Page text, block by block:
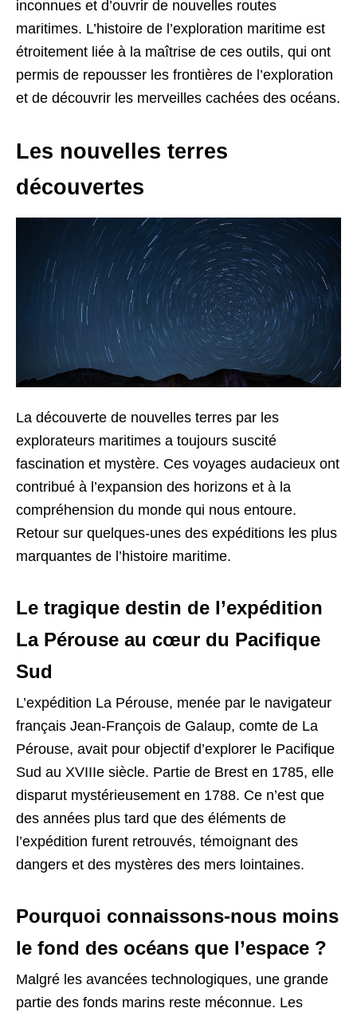
inconnues et d’ouvrir de nouvelles routes
maritimes. L’histoire de l’exploration maritime est
étroitement liée à la maîtrise de ces outils, qui ont
permis de repousser les frontières de l’exploration
et de découvrir les merveilles cachées des océans.
Les nouvelles terres
découvertes
La découverte de nouvelles terres par les
explorateurs maritimes a toujours suscité
fascination et mystère. Ces voyages audacieux ont
contribué à l’expansion des horizons et à la
compréhension du monde qui nous entoure.
Retour sur quelques-unes des expéditions les plus
marquantes de l’histoire maritime.
Le tragique destin de l’expédition
La Pérouse au cœur du Pacifique
Sud
L’expédition La Pérouse, menée par le navigateur
français Jean-François de Galaup, comte de La
Pérouse, avait pour objectif d’explorer le Pacifique
Sud au XVIIIe siècle. Partie de Brest en 1785, elle
disparut mystérieusement en 1788. Ce n’est que
des années plus tard que des éléments de
l’expédition furent retrouvés, témoignant des
dangers et des mystères des mers lointaines.
Pourquoi connaissons-nous moins
le fond des océans que l’espace ?
Malgré les avancées technologiques, une grande
partie des fonds marins reste méconnue. Les